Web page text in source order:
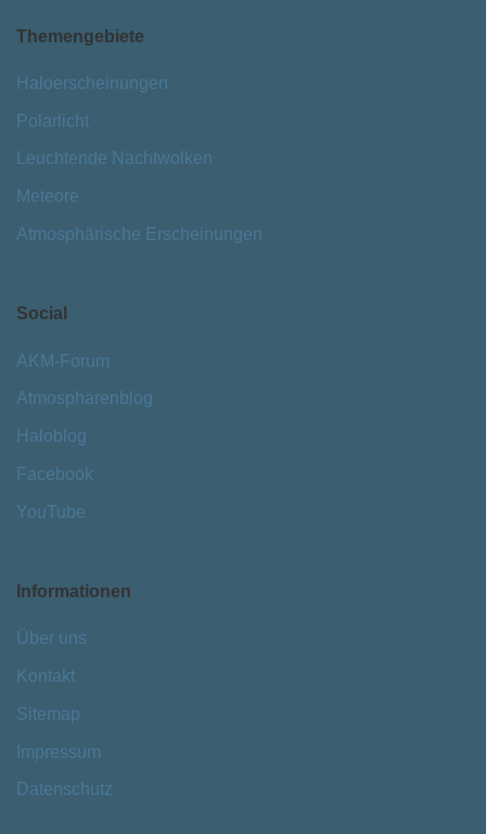
Themengebiete
Haloerscheinungen
Polarlicht
Leuchtende Nachtwolken
Meteore
Atmosphärische Erscheinungen
Social
AKM-Forum
Atmosphärenblog
Haloblog
Facebook
YouTube
Informationen
Über uns
Kontakt
Sitemap
Impressum
Datenschutz